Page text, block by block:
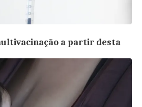
a partir desta